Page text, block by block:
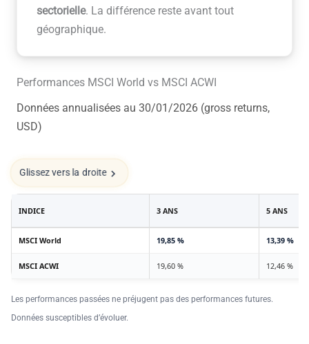
sectorielle. La différence reste avant tout
géographique.
Performances MSCI World vs MSCI ACWI
Données annualisées au 30/01/2026 (gross returns,
USD)
Glissez vers la droite
INDICE 3 ANS 5 ANS
MSCI World 19,85 % 13,39 %
MSCI ACWI 19,60 % 12,46 %
Les performances passées ne préjugent pas des performances futures.
Données susceptibles d’évoluer.